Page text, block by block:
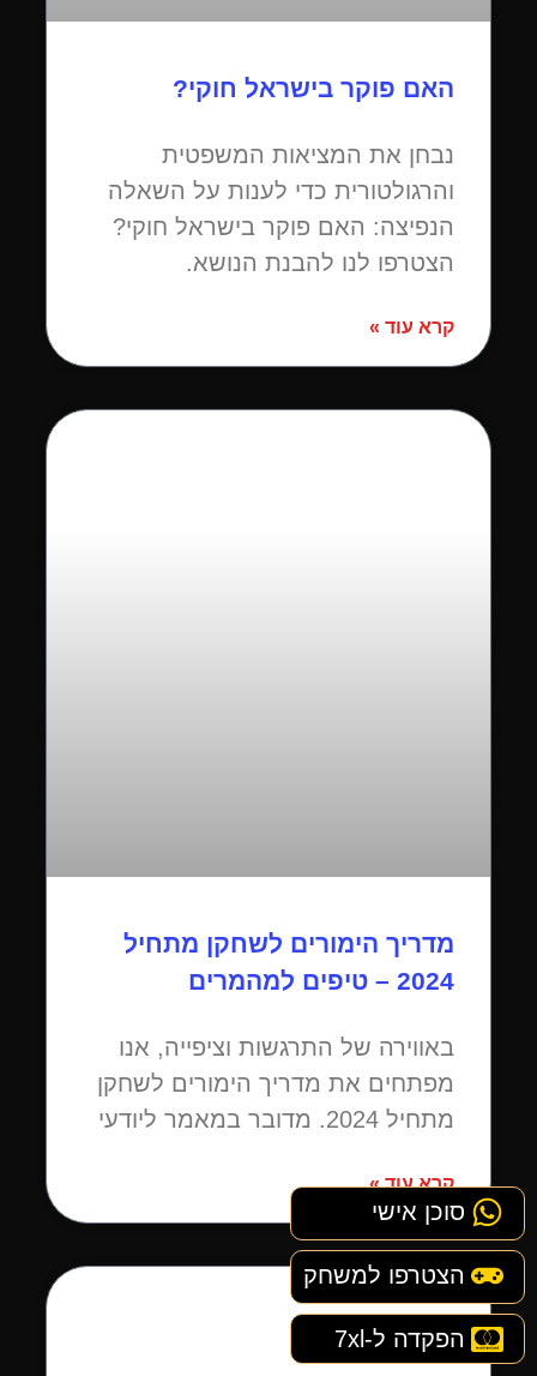
האם פוקר בישראל חוקי?
נבחן את המציאות המשפטית
והרגולטורית כדי לענות על השאלה
הנפיצה: האם פוקר בישראל חוקי?
הצטרפו לנו להבנת הנושא.
קרא עוד »
מדריך הימורים לשחקן מתחיל
2024 – טיפים למהמרים
באווירה של התרגשות וציפייה, אנו
מפתחים את מדריך הימורים לשחקן
מתחיל 2024. מדובר במאמר ליודעי
קרא עוד »
סוכן אישי
הצטרפו למשחק
הפקדה ל-7xl